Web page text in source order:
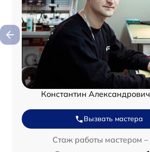
Константин
Вызвать мастера
Стаж работы мастером –